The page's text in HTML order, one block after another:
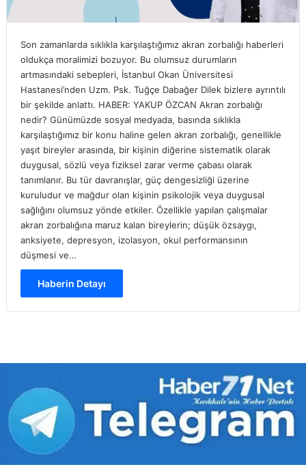
Son zamanlarda sıklıkla karşılaştığımız akran zorbalığı haberleri
oldukça moralimizi bozuyor. Bu olumsuz durumların
artmasındaki sebepleri, İstanbul Okan Üniversitesi
Hastanesi’nden Uzm. Psk. Tuğçe Dabağer Dilek bizlere ayrıntılı
bir şekilde anlattı. HABER: YAKUP ÖZCAN Akran zorbalığı
nedir? Günümüzde sosyal medyada, basında sıklıkla
karşılaştığımız bir konu haline gelen akran zorbalığı, genellikle
yaşıt bireyler arasında, bir kişinin diğerine sistematik olarak
duygusal, sözlü veya fiziksel zarar verme çabası olarak
tanımlanır. Bu tür davranışlar, güç dengesizliği üzerine
kuruludur ve mağdur olan kişinin psikolojik veya duygusal
sağlığını olumsuz yönde etkiler. Özellikle yapılan çalışmalar
akran zorbalığına maruz kalan bireylerin; düşük özsaygı,
anksiyete, depresyon, izolasyon, okul performansının
düşmesi ve…
Haberin Detayı